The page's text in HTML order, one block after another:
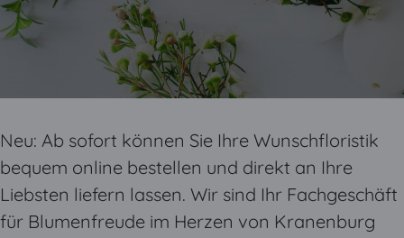
Neu: Ab sofort können Sie Ihre Wunschfloristik
bequem online bestellen und direkt an Ihre
Liebsten liefern lassen. Wir sind Ihr Fachgeschäft
für Blumenfreude im Herzen von Kranenburg